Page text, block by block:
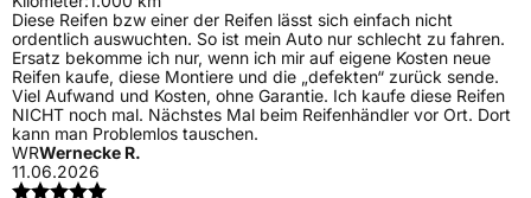
Diese Reifen bzw einer der Reifen lässt sich einfach nicht
ordentlich auswuchten. So ist mein Auto nur schlecht zu fahren.
Ersatz bekomme ich nur, wenn ich mir auf eigene Kosten neue
Reifen kaufe, diese Montiere und die „defekten“ zurück sende.
Viel Aufwand und Kosten, ohne Garantie. Ich kaufe diese Reifen
NICHT noch mal. Nächstes Mal beim Reifenhändler vor Ort. Dort
kann man Problemlos tauschen.
WRWernecke R.
11.06.2026